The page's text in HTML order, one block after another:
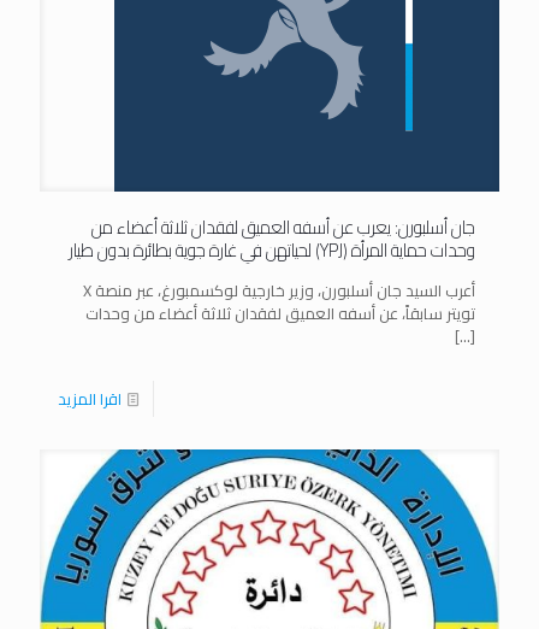
جان أسلبورن: يعرب عن أسفه العميق لفقدان ثلاثة أعضاء من
وحدات حماية المرأة (YPJ) لحياتهن في غارة جوية بطائرة بدون طيار
أعرب السيد جان أسلبورن، وزير خارجية لوكسمبورغ، عبر منصة X
تويتر سابقاً، عن أسفه العميق لفقدان ثلاثة أعضاء من وحدات
[…]
اقرا المزيد